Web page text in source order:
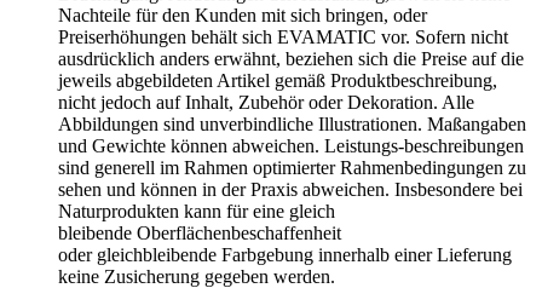
Nachteile für den Kunden mit sich bringen, oder
Preiserhöhungen behält sich EVAMATIC vor. Sofern nicht
ausdrücklich anders erwähnt, beziehen sich die Preise auf die
jeweils abgebildeten Artikel gemäß Produktbeschreibung,
nicht jedoch auf Inhalt, Zubehör oder Dekoration. Alle
Abbildungen sind unverbindliche Illustrationen. Maßangaben
und Gewichte können abweichen. Leistungs-beschreibungen
sind generell im Rahmen optimierter Rahmenbedingungen zu
sehen und können in der Praxis abweichen. Insbesondere bei
Naturprodukten kann für eine gleich
bleibende Oberflächenbeschaffenheit
oder gleichbleibende Farbgebung innerhalb einer Lieferung
keine Zusicherung gegeben werden.